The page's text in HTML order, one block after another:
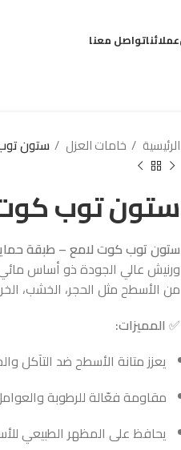
عملائناتواصل معنا
الرئيسية خامات العزل ستون
ستون توب
ستون توب كوت لامع – طبقة
ورنيش عالي الجودة ذو أساس
من الأسطح مثل الحجر، الخشب،
✅ المميزات:
يعزز متانة الأسطح ضد التآكل
مقاومة فعّالة للرطوبة
يحافظ على المظهر الطبيعي